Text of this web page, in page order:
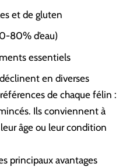
et de gluten
80% d’eau)
essentiels
en diverses
de chaque félin :
Ils conviennent à
âge ou leur condition
principaux avantages